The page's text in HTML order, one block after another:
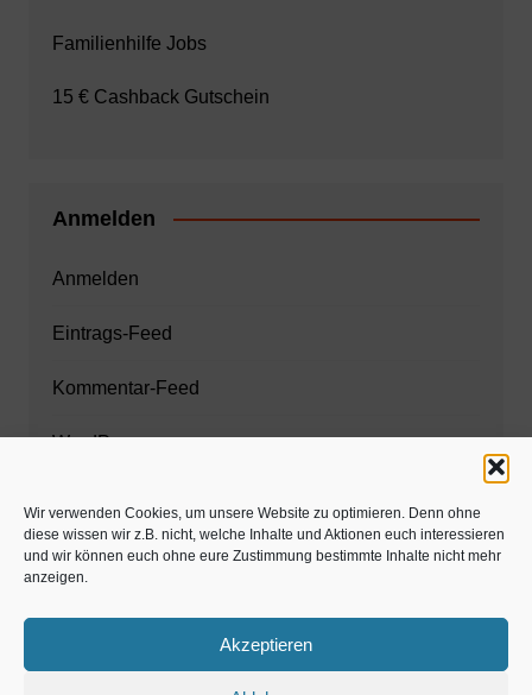
Wir verwenden Cookies, um unsere Website zu optimieren. Denn ohne
diese wissen wir z.B. nicht, welche Inhalte und Aktionen euch interessieren
und wir können euch ohne eure Zustimmung bestimmte Inhalte nicht mehr
anzeigen.
Akzeptieren
Familienhilfe Jobs
15 € Cashback Gutschein
Anmelden
Anmelden
Eintrags-Feed
Kommentar-Feed
WordPress.org
Zahnarzt München
www.estaregistrierung.org – ESTA